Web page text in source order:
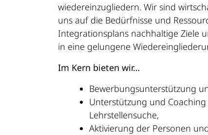
wiedereinzugliedern. Wir sind
uns auf die Bedürfnisse und
Integrationsplans nachhaltige Ziele
in eine gelungene
Im Kern bieten wir…
Bewerbungsunterstützung
Unterstützung und
Lehrstellensuche,
Aktivierung der Personen